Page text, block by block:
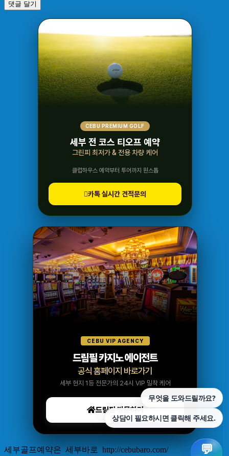
CEBU PREMIUM GOLF
세부 전 코스 티오프 예약
그린피 최저가 & 전용 차량 케어
클럽하우스 예약부터 투어까지 원스톱
카톡 실시간 견적문의
CEBU VIP AGENCY
드림필 카지노 에이전트
공식 홈페이지 바로가기
세부 현지 1등 전문가의 24시 VIP 밀착 케어
드림필 방문하기
세부골프예약은 세부바로 http://cebubaro.com/